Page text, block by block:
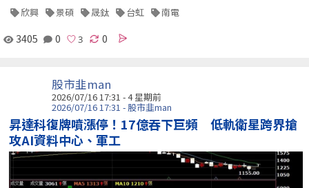
欣興 景碩 晟鈦 台虹 南電
3405 0 0
股市韭man
2026/07/16 17:31 - 4 星期前
2026/07/16 17:31 - 股市韭man
昇達科復牌噴漲停！17億吞下巨頻 低軌衛星跨界搶
攻AI資料中心、軍工